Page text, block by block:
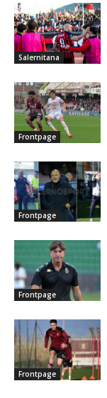
Salernitana
Frontpage
Frontpage
Frontpage
Frontpage